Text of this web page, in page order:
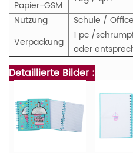
Papier-GSM
Nutzung
Schule /
Verpackung
1 pc /
oder
Detaillierte Bilder :